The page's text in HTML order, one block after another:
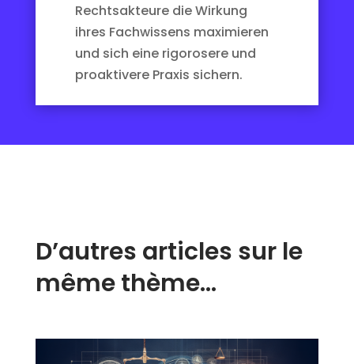
Rechtsakteure die Wirkung
ihres Fachwissens maximieren
und sich eine rigorosere und
proaktivere Praxis sichern.
D’autres articles sur le
même thème…